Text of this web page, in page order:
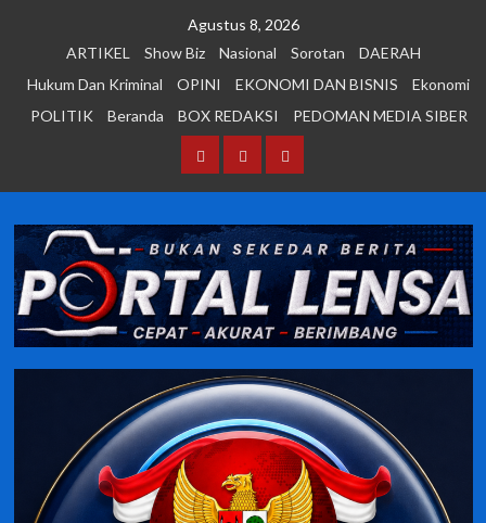
Agustus 8, 2026
ARTIKEL
Show Biz Nasional Sorotan
DAERAH
Hukum Dan Kriminal
OPINI EKONOMI DAN BISNIS
Ekonomi
POLITIK
Beranda BOX REDAKSI PEDOMAN MEDIA SIBER
BerandaBOX PEDOMAN
SIBER